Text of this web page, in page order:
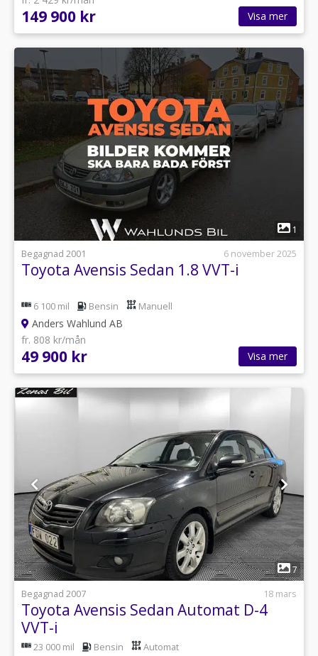
149 900 kr Visa mer
1
Begagnad 2001
6 november 2025
Toyota Avensis Sedan 1.8 VVT-i
6 100 mil Bensin Manuell
Anders Wahlund AB
fr. 808 kr/mån
49 900 kr Visa mer
1
7
Begagnad 2007
18 mars
Toyota Avensis Sedan Automat D-4
VVT-i
23 000 mil Bensin Automat